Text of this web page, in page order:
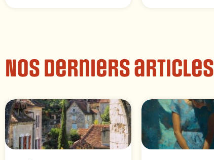
Nos derniers articles